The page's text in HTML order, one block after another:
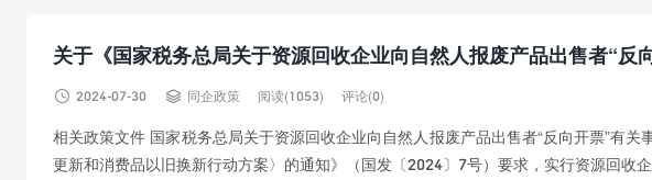
关于《国家税务总局关于资源回收企业向自然人报废产品出售者“反
 2024-07-30  同企政策 阅读(1053) 评论(0)
相关政策文件 国家税务总局关于资源回收企业向自然人报废产品出售者“反向开票”
更新和消费品以旧换新行动方案〉的通知》（国发〔2024〕7号）要求，实行资源回收